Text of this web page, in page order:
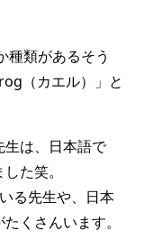
種類があるそう
（カエル）」と
生は、日本語で
た笑。
る先生や、日本
くさんいます。